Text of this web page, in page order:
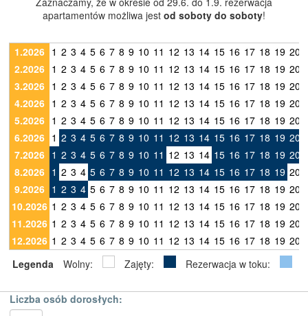
apartamentów możliwa jest od soboty do soboty!
1.2026 1 2 3 4 5 6 7 8 9 10 11 12 13 14 15 16 17 18 19 20
2.2026 1 2 3 4 5 6 7 8 9 10 11 12 13 14 15 16 17 18 19 20
3.2026 1 2 3 4 5 6 7 8 9 10 11 12 13 14 15 16 17 18 19 20
4.2026 1 2 3 4 5 6 7 8 9 10 11 12 13 14 15 16 17 18 19 20
5.2026 1 2 3 4 5 6 7 8 9 10 11 12 13 14 15 16 17 18 19 20
6.2026 1 2 3 4 5 6 7 8 9 10 11 12 13 14 15 16 17 18 19 20
7.2026 1 2 3 4 5 6 7 8 9 10 11 12 13 14 15 16 17 18 19 20
8.2026 1 2 3 4 5 6 7 8 9 10 11 12 13 14 15 16 17 18 19 20
9.2026 1 2 3 4 5 6 7 8 9 10 11 12 13 14 15 16 17 18 19 20
10.2026 1 2 3 4 5 6 7 8 9 10 11 12 13 14 15 16 17 18 19 20
11.2026 1 2 3 4 5 6 7 8 9 10 11 12 13 14 15 16 17 18 19 20
12.2026 1 2 3 4 5 6 7 8 9 10 11 12 13 14 15 16 17 18 19 20
Legenda
Wolny: Zajęty: Rezerwacja w toku:
Liczba osób dorosłych: